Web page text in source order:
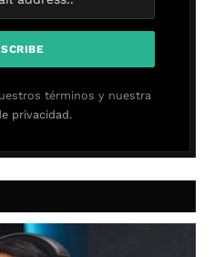
términos y nuestra
privacidad.